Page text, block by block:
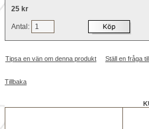
25 kr
Antal:
Tipsa en vän om denna produkt Ställ en fråga
Tillbaka